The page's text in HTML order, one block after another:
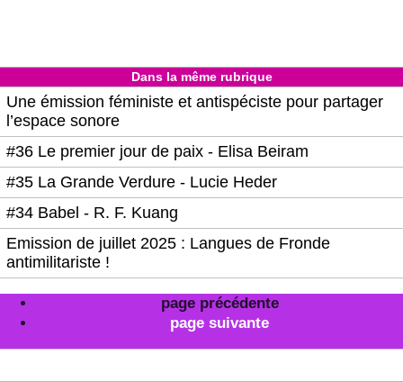
Dans la même rubrique
Une émission féministe et antispéciste pour partager
l’espace sonore
#36 Le premier jour de paix - Elisa Beiram
#35 La Grande Verdure - Lucie Heder
#34 Babel - R. F. Kuang
Emission de juillet 2025 : Langues de Fronde
antimilitariste !
page précédente
page suivante